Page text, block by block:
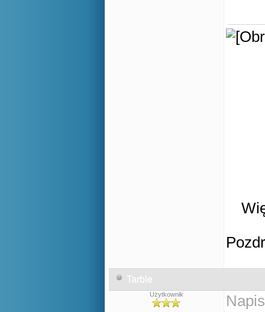
Tarble
Użytkownik